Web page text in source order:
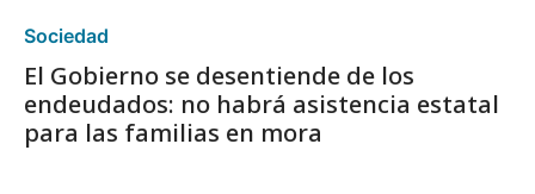
Sociedad
El Gobierno se desentiende de los
endeudados: no habrá asistencia estatal
para las familias en mora